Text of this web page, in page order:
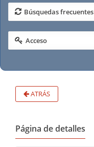
Búsquedas frecuentes
Acceso
ATRÁS
Página de detalles